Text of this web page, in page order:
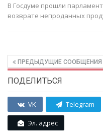
В Госдуме прошли
возврате непроданных
ПРЕДЫДУЩИЕ СООБЩЕНИЯ
ПОДЕЛИТЬСЯ
VK Telegram
Эл. адрес